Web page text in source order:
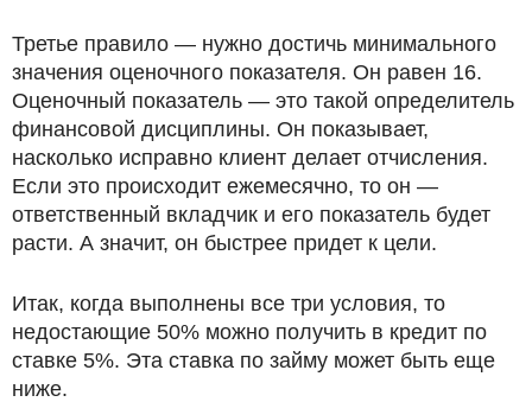
Третье правило — нужно достичь минимального
значения оценочного показателя. Он равен 16.
Оценочный показатель — это такой определитель
финансовой дисциплины. Он показывает,
насколько исправно клиент делает отчисления.
Если это происходит ежемесячно, то он —
ответственный вкладчик и его показатель будет
расти. А значит, он быстрее придет к цели.
Итак, когда выполнены все три условия, то
недостающие 50% можно получить в кредит по
ставке 5%. Эта ставка по займу может быть еще
ниже.